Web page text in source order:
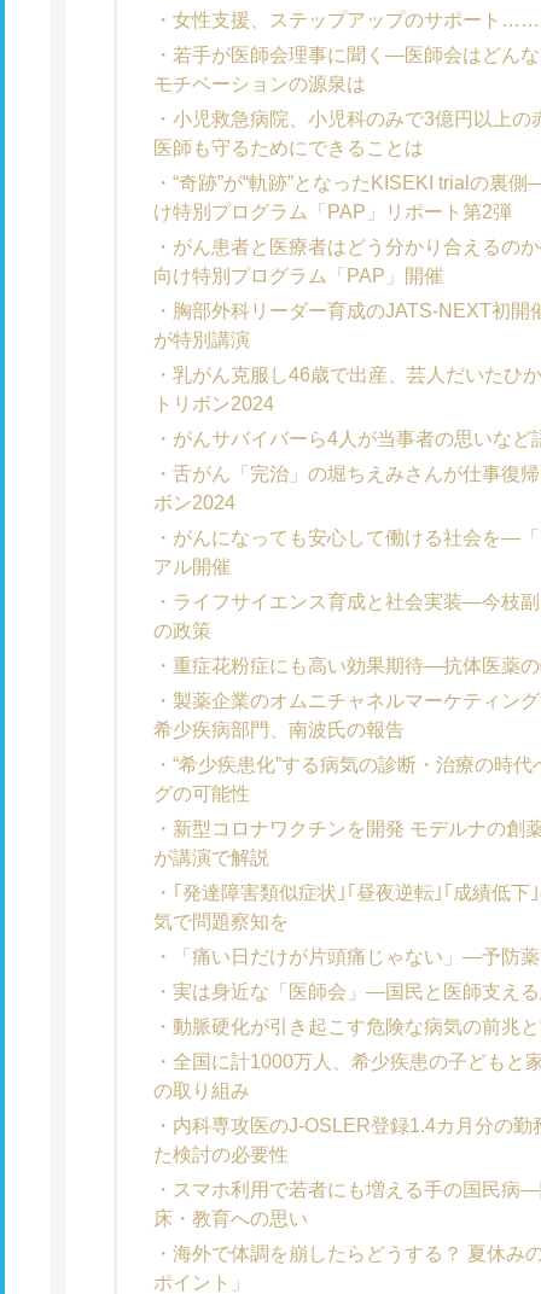
女性支援、ステップアップのサポート
若手が医師会理事に聞く―医師会はどん
モチベーションの源泉は
小児救急病院、小児科のみで3億円以上
医師も守るためにできることは
“奇跡”が“軌跡”となったKISEKI trialの裏
け特別プログラム「PAP」リポート第2弾
がん患者と医療者はどう分かり合えるの
向け特別プログラム「PAP」開催
胸部外科リーダー育成のJATS-NEXT初
が特別講演
乳がん克服し46歳で出産、芸人だいたひ
トリボン2024
がんサバイバーら4人が当事者の思いな
舌がん「完治」の堀ちえみさんが仕事復
ボン2024
がんになっても安心して働ける社会を―
アル開催
ライフサイエンス育成と社会実装―今枝
の政策
重症花粉症にも高い効果期待―抗体医薬
製薬企業のオムニチャネルマーケティ
希少疾病部門、南波氏の報告
“希少疾患化”する病気の診断・治療の時
グの可能性
新型コロナワクチンを開発 モデルナの創
が講演で解説
｢発達障害類似症状｣｢昼夜逆転｣｢成績低
気で問題察知を
「痛い日だけが片頭痛じゃない」―予防
実は身近な「医師会」―国民と医師支え
動脈硬化が引き起こす危険な病気の前兆
全国に計1000万人、希少疾患の子どもと
の取り組み
内科専攻医のJ-OSLER登録1.4カ月分の
た検討の必要性
スマホ利用で若者にも増える手の国民病
床・教育への思い
海外で体調を崩したらどうする？ 夏休み
ポイント」